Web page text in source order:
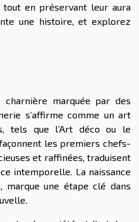
tout en préservant leur aura
une histoire, et explorez
charnière marquée par des
s’affirme comme un art
tels que l’Art déco ou le
les premiers chefs-
et raffinées, traduisent
intemporelle. La naissance
marque une étape clé dans